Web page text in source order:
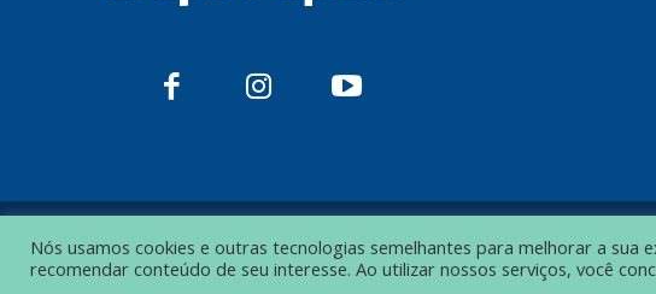
© Grupo Popular de Comunicação – Todos os direitos reservados.
Nós usamos cookies e outras tecnologias semelhantes para melhorar a sua
recomendar conteúdo de seu interesse. Ao utilizar nossos serviços, você